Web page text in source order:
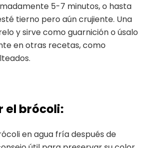
5-7 minutos, o hasta
tierno pero aún crujiente. Una
y sirve como guarnición o úsalo
en otras recetas, como
el brócoli:
en agua fría después de